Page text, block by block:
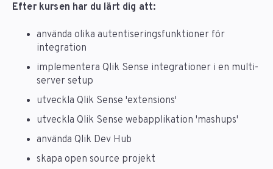
Efter kursen har du lärt dig att:
använda olika autentiseringsfunktioner för
integration
implementera Qlik Sense integrationer i en multi-
server setup
utveckla Qlik Sense 'extensions'
utveckla Qlik Sense webapplikation 'mashups'
använda Qlik Dev Hub
skapa open source projekt